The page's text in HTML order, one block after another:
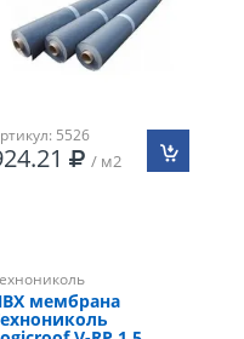
5526
/ м2
мембрана